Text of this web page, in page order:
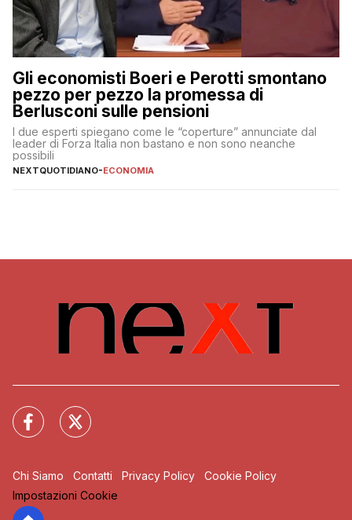
Gli economisti Boeri e Perotti smontano
pezzo per pezzo la promessa di
Berlusconi sulle pensioni
I due esperti spiegano come le “coperture” annunciate dal
leader di Forza Italia non bastano e non sono neanche
possibili
NEXTQUOTIDIANO-ECONOMIA
Chi Siamo Contatti Privacy Policy
Cookie Policy
Impostazioni Cookie